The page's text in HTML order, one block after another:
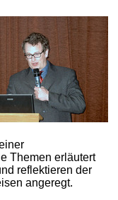
Themen erläutert
reflektieren der
angeregt.